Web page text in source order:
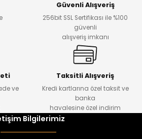
Güvenli Alışveriş
256bit SSL Sertifikası ile %100
güvenli
alışveriş imkanı
ve
Taksitli Alışveriş
Kredi kartlarına özel taksit ve
banka
havalesine özel indirim
Bilgilerimiz